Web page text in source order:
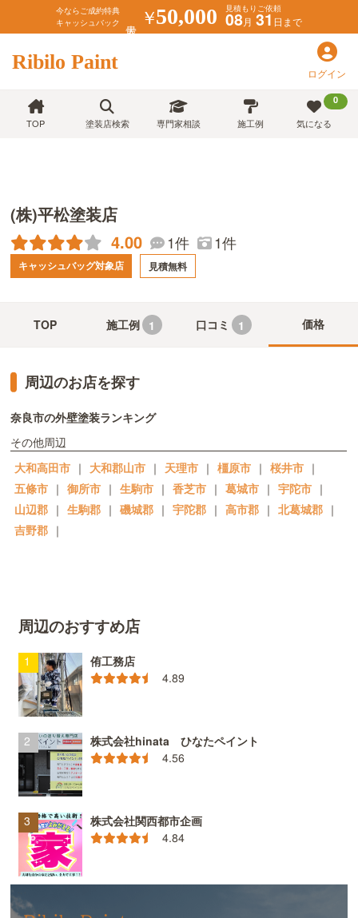
今ならご成約特典
キャッシュバック
￥50,000 見積もりご依頼
08月 31日まで
Ribilo Paint ログイン
TOP 塗装店検索 専門家相談 施工例
0
気になる
(株)平松塗装店
4.00 1件 1件
キャッシュバッグ対象店 見積無料
TOP 施工例 1 口コミ 1 価格
周辺のお店を探す
奈良市の外壁塗装ランキング
その他周辺
大和高田市 ｜ 大和郡山市 ｜ 天理市 ｜ 橿原市 ｜ 桜井市 ｜
五條市 ｜ 御所市 ｜ 生駒市 ｜ 香芝市 ｜ 葛城市 ｜ 宇陀市 ｜
山辺郡 ｜ 生駒郡 ｜ 磯城郡 ｜ 宇陀郡 ｜ 高市郡 ｜ 北葛城郡 ｜
吉野郡 ｜
周辺のおすすめ店
侑工務店
4.89
株式会社hinata ひなたペイント
4.56
株式会社関西都市企画
4.84